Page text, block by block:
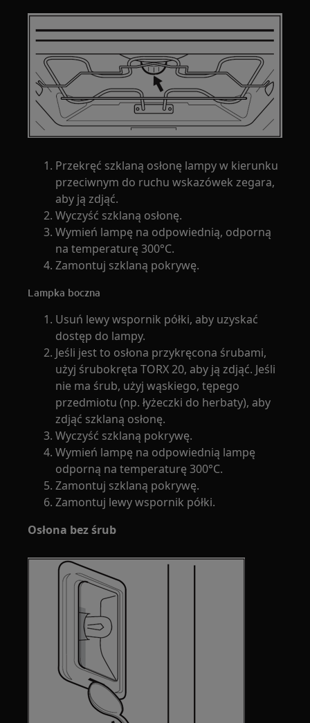
Przekręć szklaną osłonę lampy w kierunku
przeciwnym do ruchu wskazówek zegara,
aby ją zdjąć.
Wyczyść szklaną osłonę.
Wymień lampę na odpowiednią, odporną
na temperaturę 300°C.
Zamontuj szklaną pokrywę.
Lampka boczna
Usuń lewy wspornik półki, aby uzyskać
dostęp do lampy.
Jeśli jest to osłona przykręcona śrubami,
użyj śrubokręta TORX 20, aby ją zdjąć. Jeśli
nie ma śrub, użyj wąskiego, tępego
przedmiotu (np. łyżeczki do herbaty), aby
zdjąć szklaną osłonę.
Wyczyść szklaną pokrywę.
Wymień lampę na odpowiednią lampę
odporną na temperaturę 300°C.
Zamontuj szklaną pokrywę.
Zamontuj lewy wspornik półki.
Osłona bez śrub